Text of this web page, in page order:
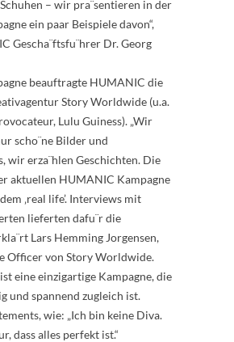
– wir pra¨sentieren in der
ein paar Beispiele davon“,
Gescha¨ftsfu¨hrer Dr. Georg
beauftragte HUMANIC die
Story Worldwide (u.a.
Lulu Guiness). „Wir
scho¨ne Bilder und
wir erza¨hlen Geschichten. Die
aktuellen HUMANIC Kampagne
‚real life’. Interviews mit
lieferten dafu¨r die
Lars Hemming Jorgensen,
Officer von Story Worldwide.
eine einzigartige Kampagne, die
und spannend zugleich ist.
wie: „Ich bin keine Diva.
dass alles perfekt ist.“